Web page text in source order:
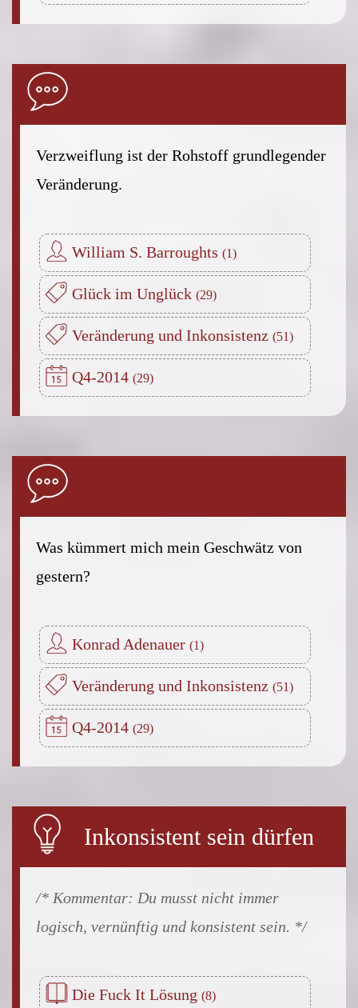
Verzweiflung ist der Rohstoff grundlegender
Veränderung.
William S. Barroughts
Glück im Unglück
Veränderung und Inkonsistenz
Q4-2014
Was kümmert mich mein Geschwätz von
gestern?
Konrad Adenauer
Veränderung und Inkonsistenz
Q4-2014
Inkonsistent sein dürfen
Du musst nicht immer
logisch, vernünftig und konsistent sein.
Die Fuck It Lösung